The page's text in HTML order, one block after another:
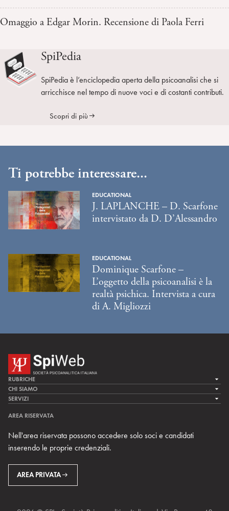
Omaggio a Edgar Morin. Recensione di Paola Ferri
SpiPedia
SpiPedia è l’enciclopedia aperta della psicoanalisi che si
arricchisce nel tempo di nuove voci e di costanti contributi.
Scopri di più
Ti potrebbe interessare...
EDUCATIONAL
J. LAPLANCHE – D. Scarfone
intervistato da D. D’Alessandro
EDUCATIONAL
Dominique Scarfone –
L’oggetto della psicoanalisi è la
realtà psichica. Intervista a cura
di A. Migliozzi
RUBRICHE
LA CURA
LA RICERCA
MULTIMEDIA
CHI SIAMO
LA SPI
TEAM DI SPIWEB
CONTATTI
RIVISTE
SERVIZI
ARCHIVIO STORICO
AREA RISERVATA
Nell'area riservata possono accedere solo soci e candidati
inserendo le proprie credenziali.
AREA PRIVATA